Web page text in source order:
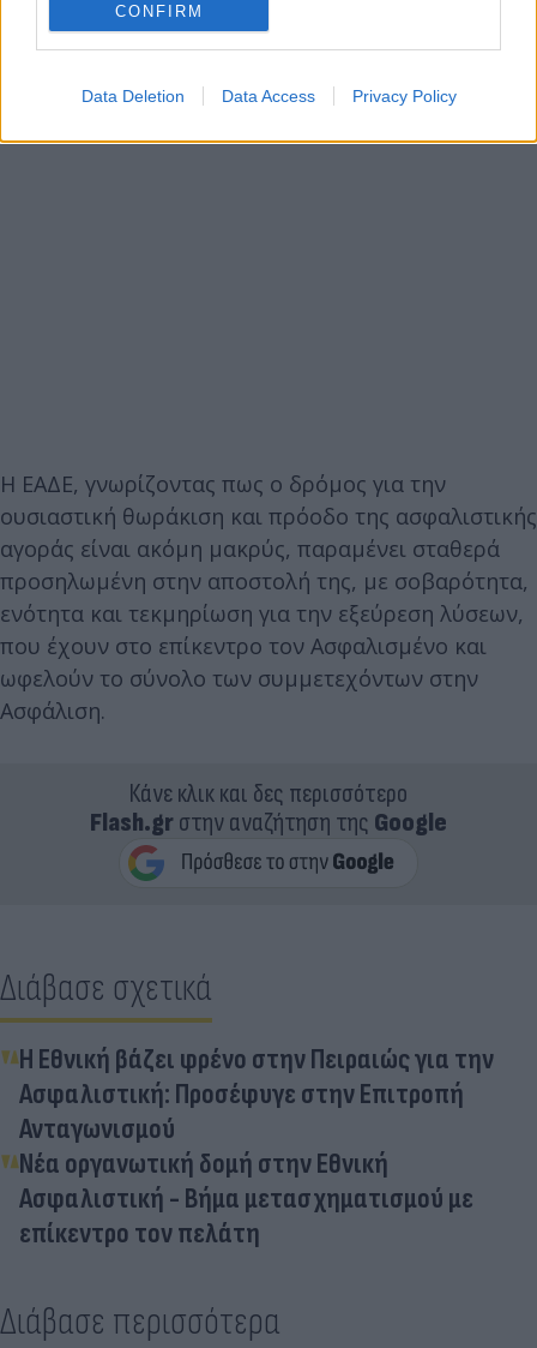
CONFIRM
Data Deletion Data Access Privacy Policy
Η ΕΑΔΕ, γνωρίζοντας πως ο δρόμος για την
ουσιαστική θωράκιση και πρόοδο της ασφαλιστικής
αγοράς είναι ακόμη μακρύς, παραμένει σταθερά
προσηλωμένη στην αποστολή της, με σοβαρότητα,
ενότητα και τεκμηρίωση για την εξεύρεση λύσεων,
που έχουν στο επίκεντρο τον Ασφαλισμένο και
ωφελούν το σύνολο των συμμετεχόντων στην
Ασφάλιση.
Κάνε κλικ και δες περισσότερο
Flash.grστην αναζήτηση της Google
Διάβασε σχετικά
Η Εθνική βάζει φρένο στην Πειραιώς για την
Ασφαλιστική: Προσέφυγε στην Επιτροπή
Ανταγωνισμού
Νέα οργανωτική δομή στην Εθνική
Ασφαλιστική - Bήμα μετασχηματισμού με
επίκεντρο τον πελάτη
Διάβασε περισσότερα